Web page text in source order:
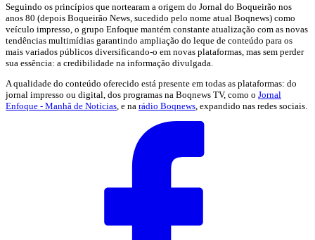
Seguindo os princípios que nortearam a origem do Jornal do Boqueirão nos
anos 80 (depois Boqueirão News, sucedido pelo nome atual Boqnews) como
veículo impresso, o grupo Enfoque mantém constante atualização com as novas
tendências multimídias garantindo ampliação do leque de conteúdo para os
mais variados públicos diversificando-o em novas plataformas, mas sem perder
sua essência: a credibilidade na informação divulgada.
A qualidade do conteúdo oferecido está presente em todas as plataformas: do
jornal impresso ou digital, dos programas na Boqnews TV, como o Jornal
Enfoque - Manhã de Notícias , e na rádio Boqnews , expandido nas redes sociais.